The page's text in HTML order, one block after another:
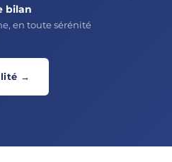
bilan
en toute sérénité
→